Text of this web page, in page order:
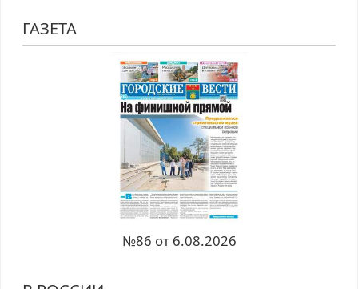
ГАЗЕТА
№86 от 6.08.2026